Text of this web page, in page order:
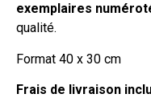
exemplaires
qualité.
Format 40 x 30 cm
Frais de livraison